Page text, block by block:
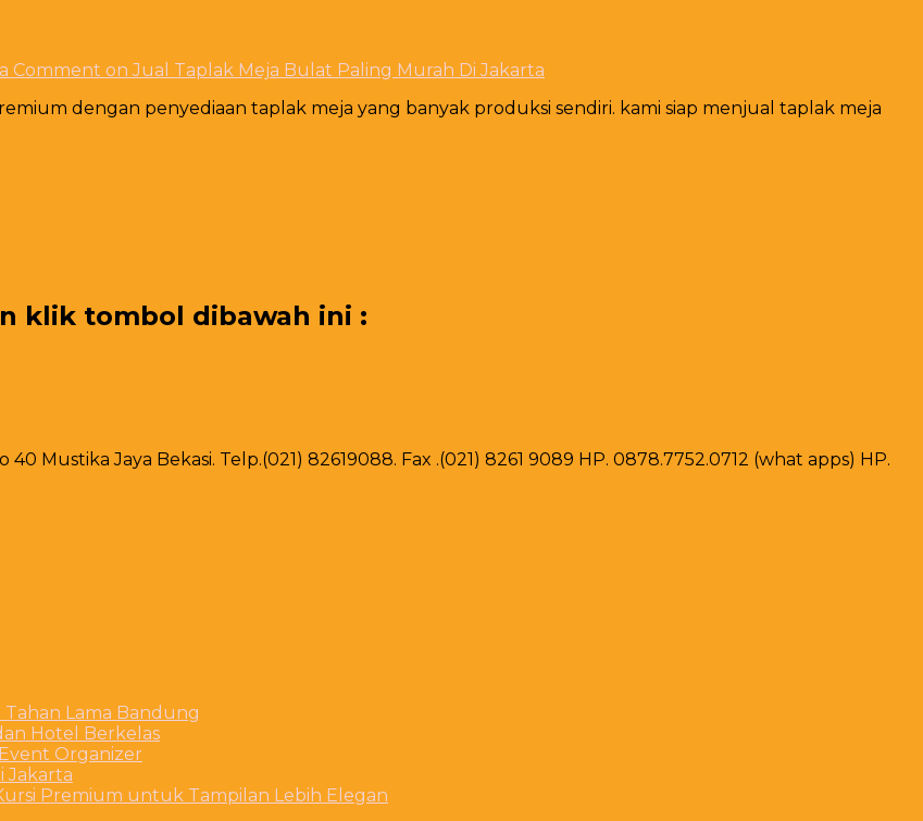
Comment on Jual Taplak Meja Bulat Paling Murah Di Jakarta
dengan penyediaan taplak meja yang banyak produksi sendiri. kami siap menjual taplak meja
klik tombol dibawah ini :
Mustika Jaya Bekasi. Telp.(021) 82619088. Fax .(021) 8261 9089 HP. 0878.7752.0712 (what apps) HP.
Lama Bandung
Hotel Berkelas
Organizer
Jakarta
Premium untuk Tampilan Lebih Elegan